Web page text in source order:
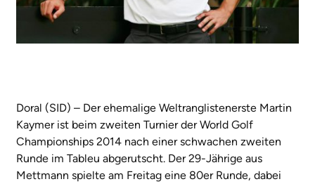
Doral (SID) – Der ehemalige Weltranglistenerste Martin
Kaymer ist beim zweiten Turnier der World Golf
Championships 2014 nach einer schwachen zweiten
Runde im Tableu abgerutscht. Der 29-Jährige aus
Mettmann spielte am Freitag eine 80er Runde, dabei